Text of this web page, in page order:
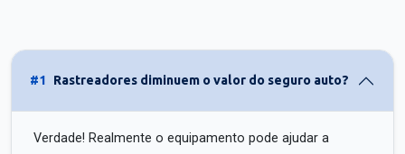
#1 Rastreadores diminuem o valor do seguro auto?
Verdade! Realmente o equipamento pode ajudar a